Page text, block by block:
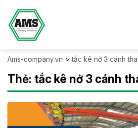
Ams-company.vn >tắc kê nở 3 cánh
Thẻ: tắc kê nở 3 cánh